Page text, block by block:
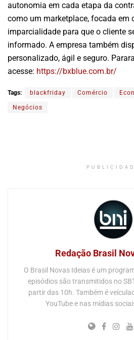
autonomia em cada etapa da
como um marketplace, focada em
imparcialidade para que o cliente
informado. A empresa também
personalizado, ágil e seguro.
acesse: https://bxblue.com.br/
Tags: blackfriday Comércio
Negócios
Redação Brasil
O Brasil Novas Ideias é um
episódios são transmitidos no
partir das 10h. Também é
YouTube e nas mídias